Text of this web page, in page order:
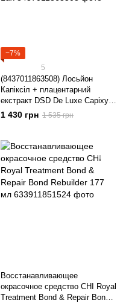
−7%
5
(8437011863508) Лосьйон
Капіксіл + плацентарний
екстракт DSD De Luxe Capixyl
+ Placenta Shock De Lux
1 430 грн 1 535 грн
Восстанавливающее
окрасочное средство CHI Royal
Treatment Bond & Repair Bond